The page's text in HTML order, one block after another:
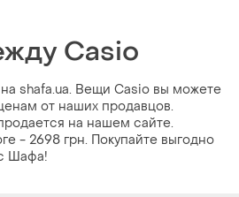
Casio
shafa.ua. Вещи Casio вы можете
от наших продавцов.
на нашем сайте.
- 2698 грн. Покупайте выгодно
Шафа!